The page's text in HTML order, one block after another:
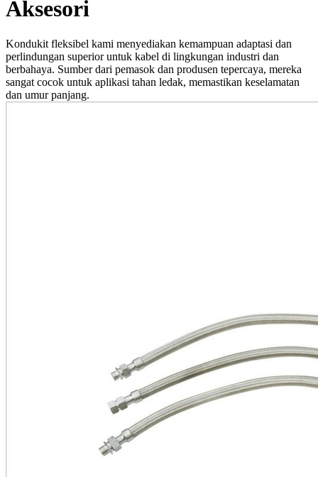
Aksesori
Kondukit fleksibel kami menyediakan kemampuan adaptasi dan
perlindungan superior untuk kabel di lingkungan industri dan
berbahaya. Sumber dari pemasok dan produsen tepercaya, mereka
sangat cocok untuk aplikasi tahan ledak, memastikan keselamatan
dan umur panjang.